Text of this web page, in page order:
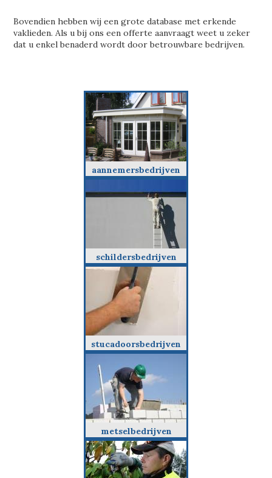
Bovendien hebben wij een grote database met erkende
vaklieden. Als u bij ons een offerte aanvraagt weet u zeker
dat u enkel benaderd wordt door betrouwbare bedrijven.
aannemersbedrijven
schildersbedrijven
stucadoorsbedrijven
metselbedrijven